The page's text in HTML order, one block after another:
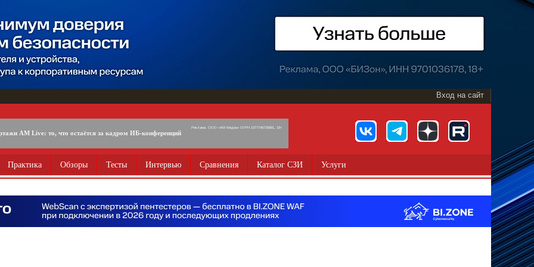
Вход на сайт
AM Live: то, что остаётся за кадром ИБ-конференций
Реклама. ООО «АМ Медиа» ОГРН 1077746725891, 18+
Практика Обзоры Тесты Интервью Сравнения Каталог СЗИ Услуги